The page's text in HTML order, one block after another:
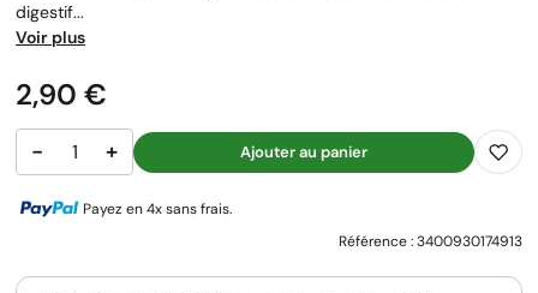
digestif...
Voir plus
Prix
2,90 €
− + Ajouter au panier
Payez en 4x sans frais.
Référence :3400930174913